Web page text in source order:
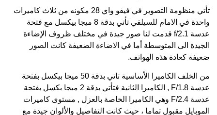
تأتي منظومة التصوير في فيفو واي 28 مكونه من ثلاث كاميرات
واحدة في الامام للسيلفي تأتي بدقة 8 ميجا بيكسل مع فتحة
عدسة f/2.1 قدمت لنا صور جيدة في مختلف ظروف الإضاءة
الجيدة الى المتوسطة أما في الاضاءة الضعيفة كانت الصور
ضعيفة كعادة هذه الهواتف.
من الخلف الكاميرا الأساسية تاتي بدقة 50 ميجا بيكسل بفتحة
عدسة F/1.8 , الكاميرا الثانية فتأتي بدقة 2 ميجا بكسل بفتحة
عدسة F/2.4 وهي الكاميرا الخاصة بالعزل , مستوى كاميرات
الموبايل مقبول تماما ، حيث كانت التفاصيل والألوان جيدة مع